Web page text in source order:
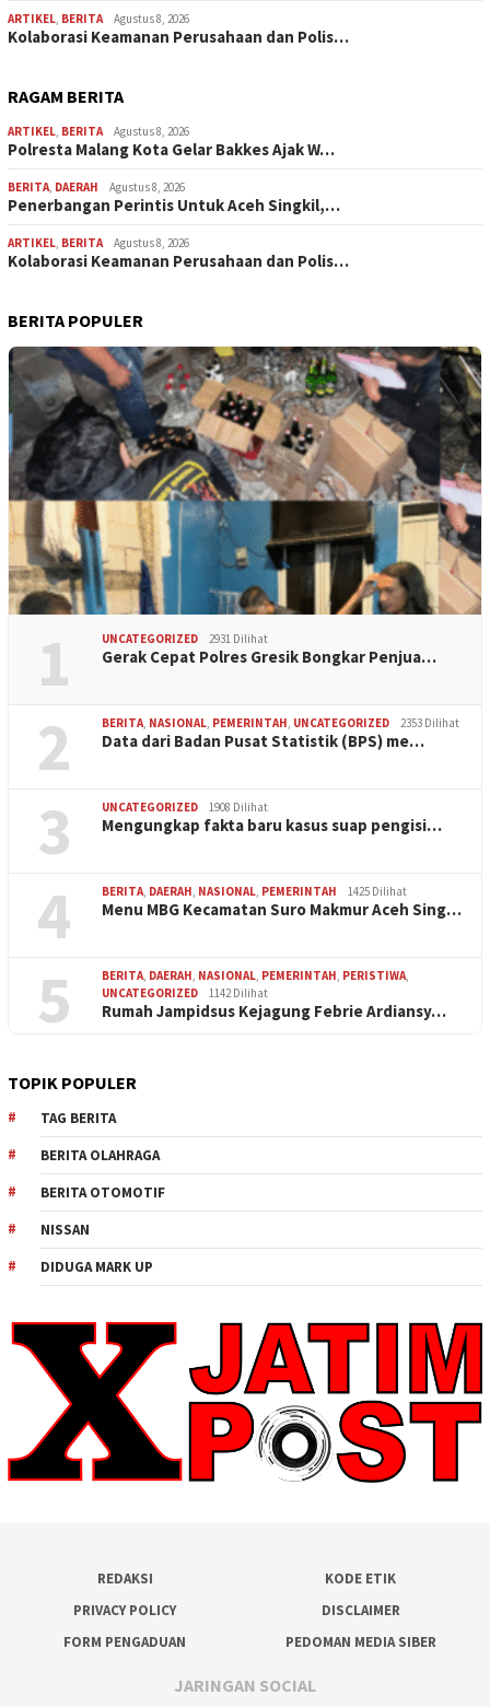
ARTIKEL BERITA Agustus 8, 2026
Kolaborasi Keamanan Perusahaan dan Polis…
RAGAM BERITA
ARTIKEL BERITA Agustus 8, 2026
Polresta Malang Kota Gelar Bakkes Ajak W…
BERITA DAERAH Agustus 8, 2026
Penerbangan Perintis Untuk Aceh Singkil,…
ARTIKEL BERITA Agustus 8, 2026
Kolaborasi Keamanan Perusahaan dan Polis…
BERITA POPULER
1 UNCATEGORIZED 2931 Dilihat
Gerak Cepat Polres Gresik Bongkar Penjua…
2 BERITA, NASIONAL, PEMERINTAH, UNCATEGORIZED 2353 Dilihat
Data dari Badan Pusat Statistik (BPS) me…
3 UNCATEGORIZED 1908 Dilihat
Mengungkap fakta baru kasus suap pengisi…
4 BERITA, DAERAH, NASIONAL, PEMERINTAH 1425 Dilihat
Menu MBG Kecamatan Suro Makmur Aceh Sing…
5 BERITA, DAERAH, NASIONAL, PEMERINTAH, PERISTIWA,
UNCATEGORIZED
1142 Dilihat
Rumah Jampidsus Kejagung Febrie Ardiansy…
TOPIK POPULER
TAG BERITA
BERITA OLAHRAGA
BERITA OTOMOTIF
NISSAN
DIDUGA MARK UP
REDAKSI
KODE ETIK
PRIVACY POLICY
DISCLAIMER
FORM PENGADUAN
PEDOMAN MEDIA SIBER
JARINGAN SOCIAL